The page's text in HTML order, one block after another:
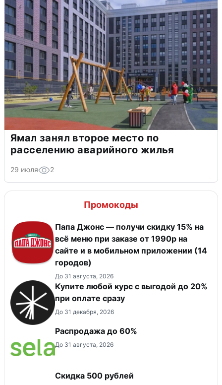
Ямал занял второе место по
расселению аварийного жилья
29 июля 2
Промокоды
Папа Джонс — получи скидку 15% на
всё меню при заказе от 1990р на
сайте и в мобильном приложении (14
городов)
До 31 августа, 2026
Купите любой курс с выгодой до 20%
при оплате сразу
До 31 декабря, 2026
Распродажа до 60%
До 31 августа, 2026
Скидка 500 рублей